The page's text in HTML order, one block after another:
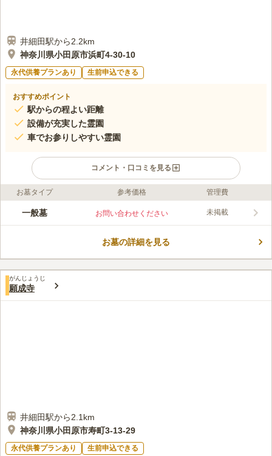
井細田駅から2.2km
神奈川県小田原市浜町4-30-10
永代供養プランあり 生前申込できる
おすすめポイント
駅からの程よい距離
設備が充実した霊園
車でお参りしやすい霊園
コメント・口コミを見る
ライフドット編集部のコメント
曹洞宗の宗福寺が管理する大型の境内墓地です。 敷地内に住職
ます。 市街地にありますが、墓域が壁で囲まれているので、お
口コミ評価
この霊園はまだ誰からも評価されていません。
お墓タイプ 参考価格 管理費
一般墓 お問い合わせください 未掲載
お墓の詳細を見る
がんじょうじ
願成寺
井細田駅から2.1km
神奈川県小田原市寿町3-13-29
永代供養プランあり 生前申込できる